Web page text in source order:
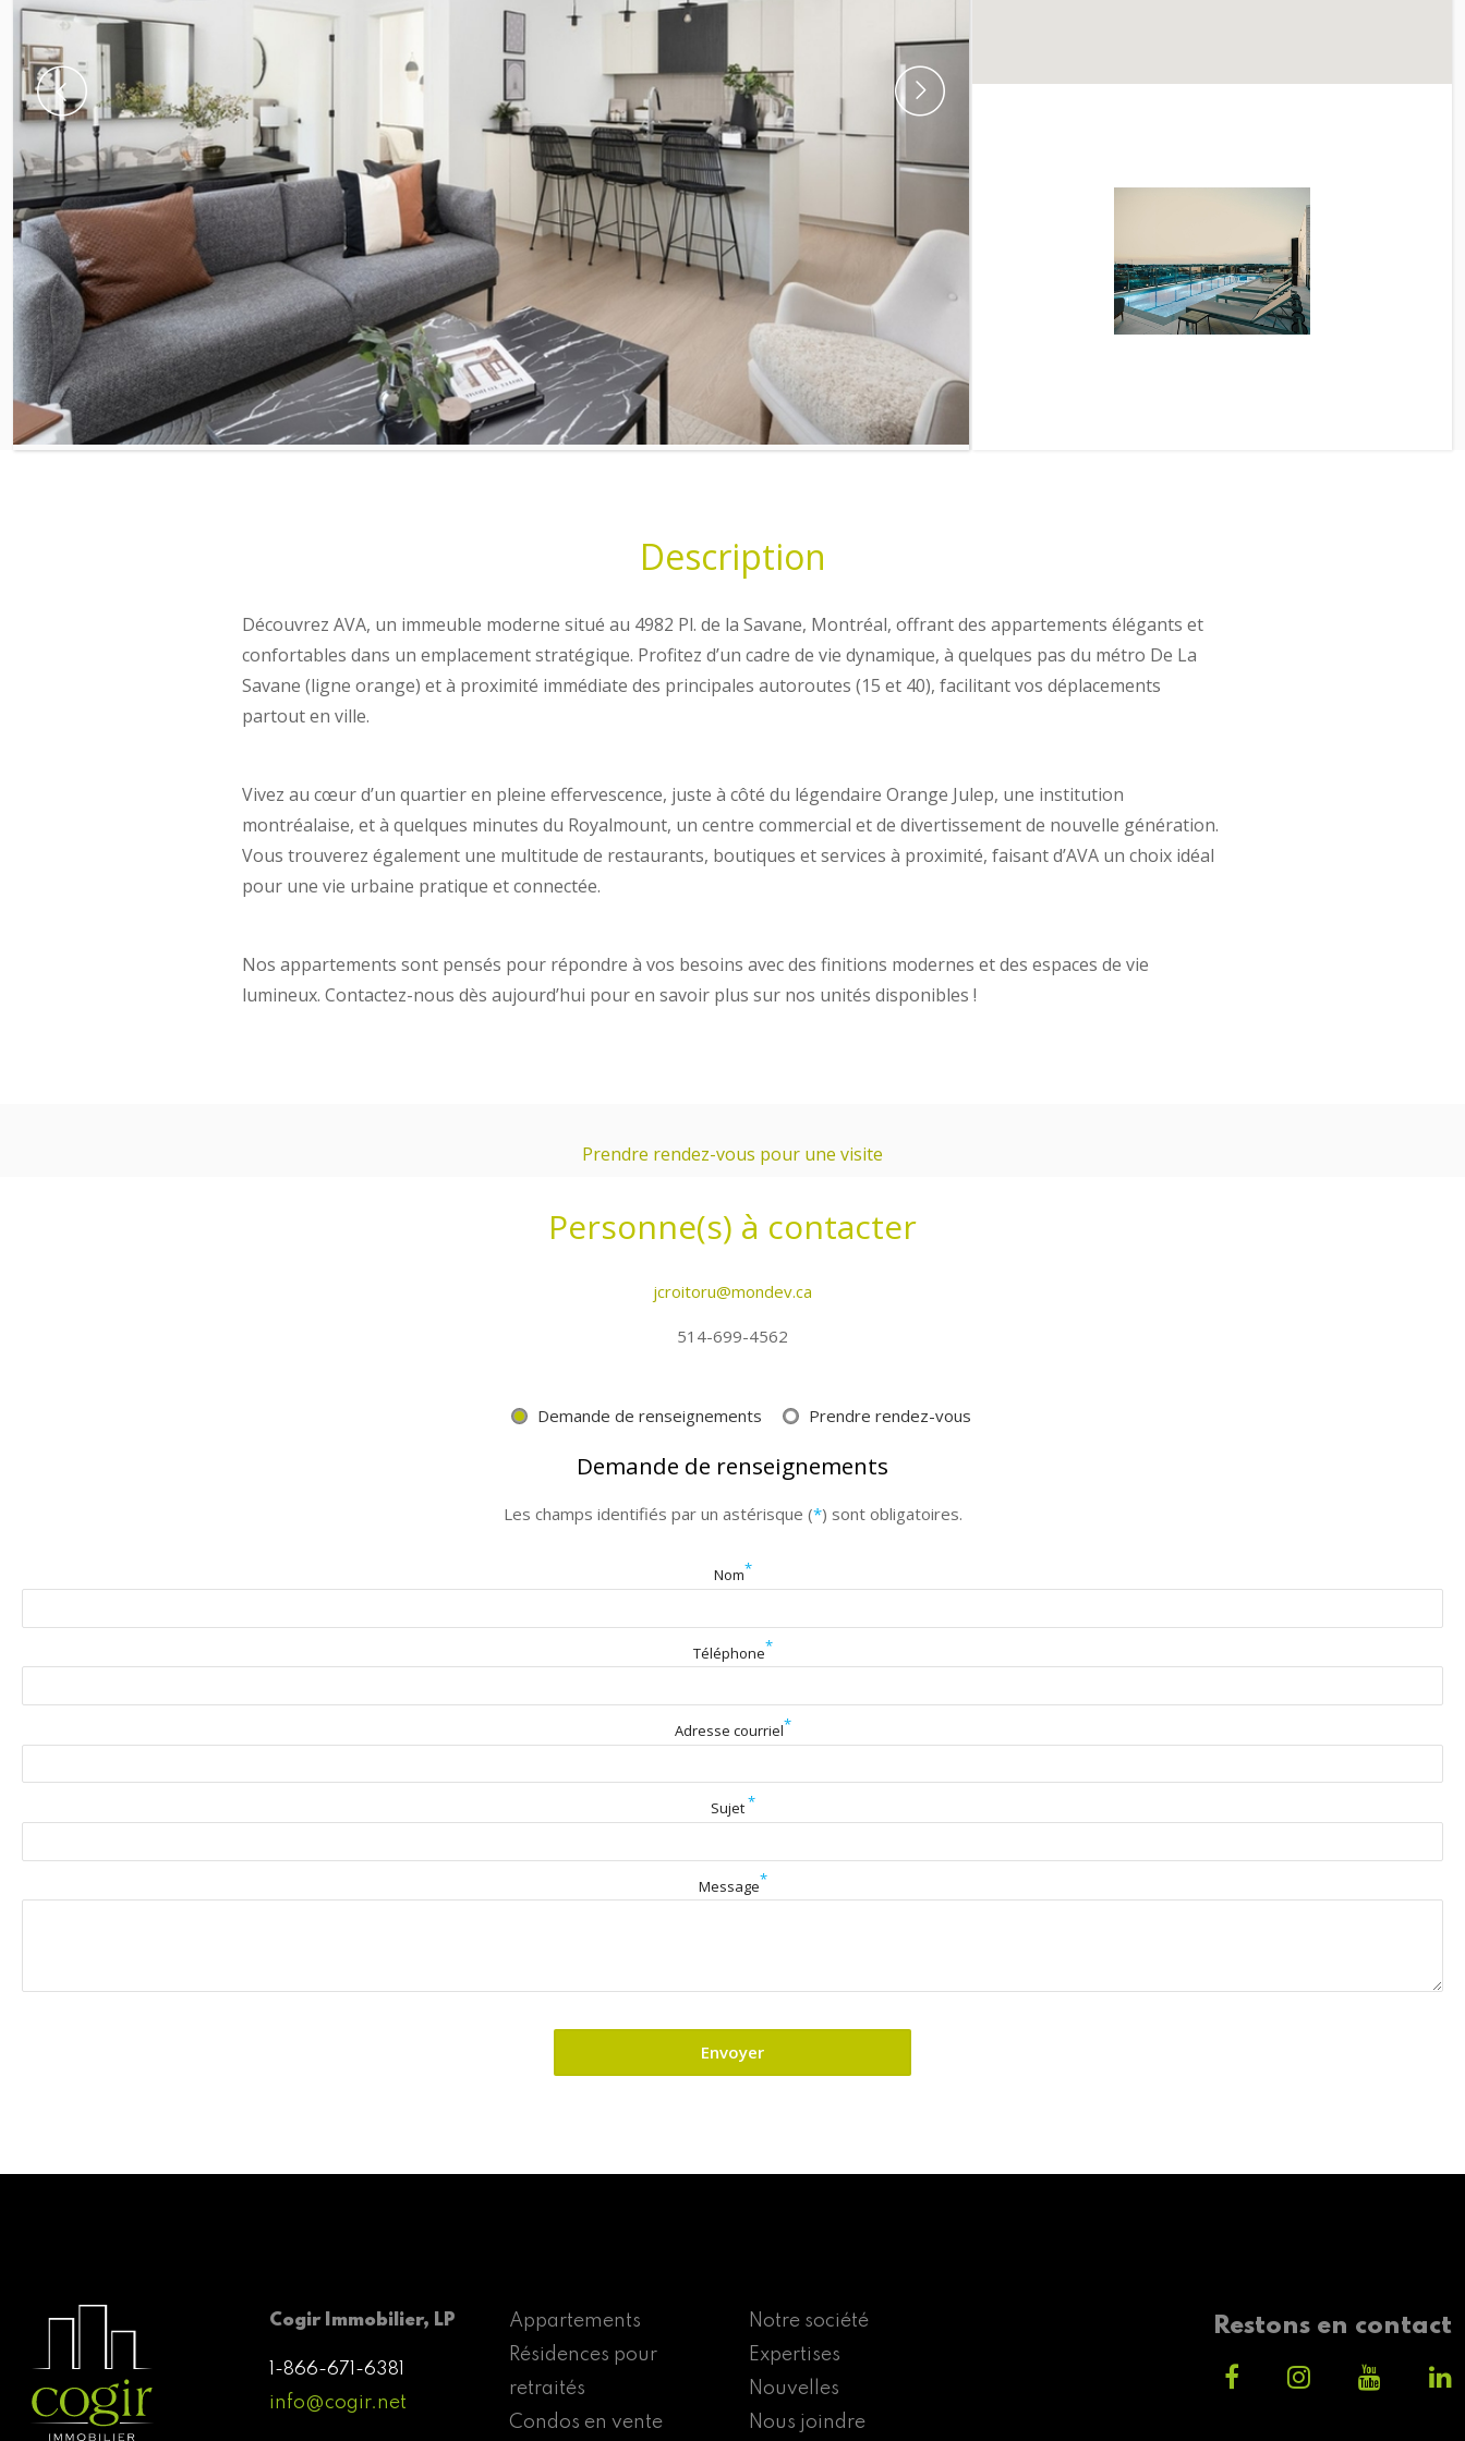
Description
Découvrez AVA, un immeuble moderne situé au 4982 Pl. de la Savane, Montréal, offrant des appartements élégants et
confortables dans un emplacement stratégique. Profitez d’un cadre de vie dynamique, à quelques pas du métro De La
Savane (ligne orange) et à proximité immédiate des principales autoroutes (15 et 40), facilitant vos déplacements
partout en ville.
Vivez au cœur d’un quartier en pleine effervescence, juste à côté du légendaire Orange Julep, une institution
montréalaise, et à quelques minutes du Royalmount, un centre commercial et de divertissement de nouvelle génération.
Vous trouverez également une multitude de restaurants, boutiques et services à proximité, faisant d’AVA un choix idéal
pour une vie urbaine pratique et connectée.
Nos appartements sont pensés pour répondre à vos besoins avec des finitions modernes et des espaces de vie
lumineux. Contactez-nous dès aujourd’hui pour en savoir plus sur nos unités disponibles !
Prendre rendez-vous pour une visite
Personne(s) à contacter
jcroitoru@mondev.ca
514-699-4562
Demande de renseignements Prendre rendez-vous
Demande de renseignements
Les champs identifiés par un astérisque (*) sont obligatoires.
Nom*
Téléphone*
Adresse courriel*
Sujet*
Message*
Cogir Immobilier, LP
1-866-671-6381
info@cogir.net
Appartements
Résidences pour
retraités
Condos en vente
Notre société
Expertises
Nouvelles
Nous joindre
Restons en contact